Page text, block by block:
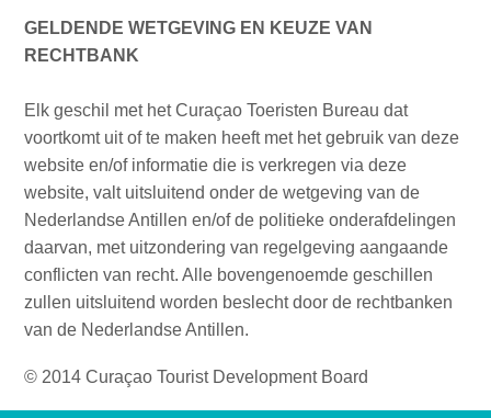
Trip
The
Wave
Updates
Van
GELDENDE WETGEVING EN KEUZE VAN
RECHTBANK
Elk geschil met het Curaçao Toeristen Bureau dat
voortkomt uit of te maken heeft met het gebruik van deze
website en/of informatie die is verkregen via deze
website, valt uitsluitend onder de wetgeving van de
Nederlandse Antillen en/of de politieke onderafdelingen
daarvan, met uitzondering van regelgeving aangaande
conflicten van recht. Alle bovengenoemde geschillen
zullen uitsluitend worden beslecht door de rechtbanken
van de Nederlandse Antillen.
© 2014 Curaçao Tourist Development Board